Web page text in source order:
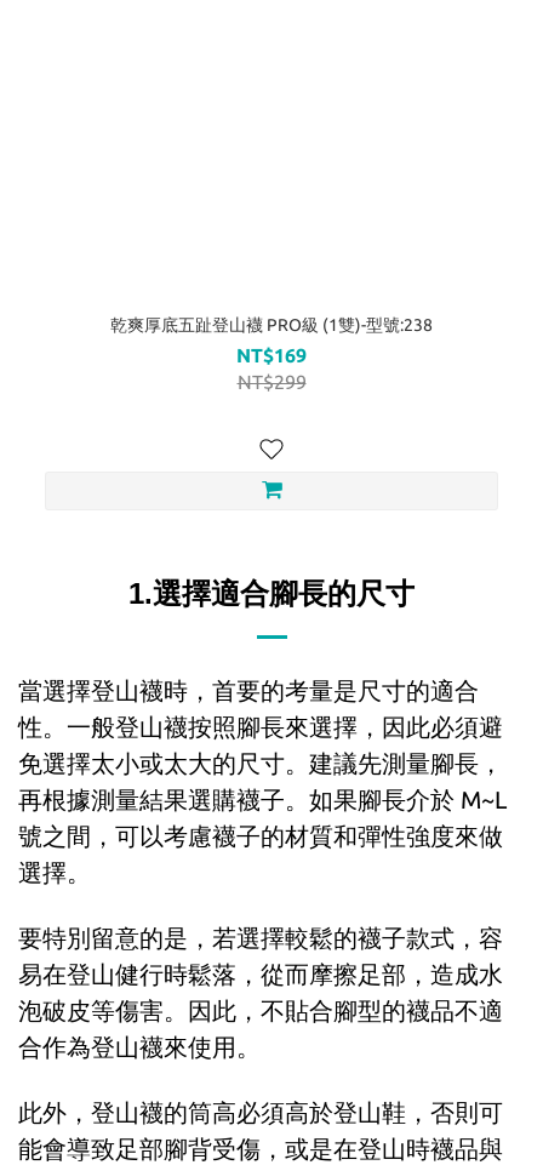
乾爽厚底五趾登山襪 PRO級 (1雙)-型號:238
NT$169
NT$299
1.選擇適合腳長的尺寸
當選擇登山襪時，首要的考量是尺寸的適合
性。一般登山襪按照腳長來選擇，因此必須避
免選擇太小或太大的尺寸。建議先測量腳長，
再根據測量結果選購襪子。如果腳長介於 M~L
號之間，可以考慮襪子的材質和彈性強度來做
選擇。
要特別留意的是，若選擇較鬆的襪子款式，容
易在登山健行時鬆落，從而摩擦足部，造成水
泡破皮等傷害。因此，不貼合腳型的襪品不適
合作為登山襪來使用。
此外，登山襪的筒高必須高於登山鞋，否則可
能會導致足部腳背受傷，或是在登山時襪品與